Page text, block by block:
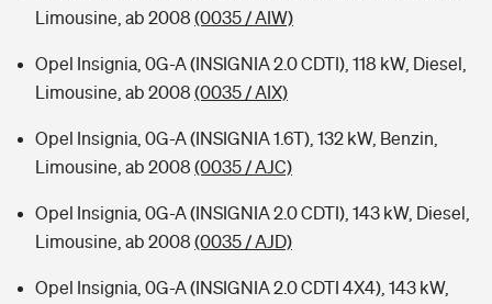
Limousine, ab 2008 (0035 / AIW)
Opel Insignia, 0G-A (INSIGNIA 2.0 CDTI), 118 kW, Diesel,
Limousine, ab 2008 (0035 / AIX)
Opel Insignia, 0G-A (INSIGNIA 1.6T), 132 kW, Benzin,
Limousine, ab 2008 (0035 / AJC)
Opel Insignia, 0G-A (INSIGNIA 2.0 CDTI), 143 kW, Diesel,
Limousine, ab 2008 (0035 / AJD)
Opel Insignia, 0G-A (INSIGNIA 2.0 CDTI 4X4), 143 kW,